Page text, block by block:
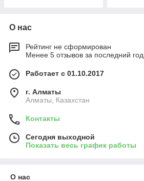
О нас
Рейтинг не сформирован
Менее 5 отзывов за последний год
Работает с 01.10.2017
г. Алматы
Алматы, Казахстан
Контакты
Сегодня выходной
Показать весь график работы
О нас